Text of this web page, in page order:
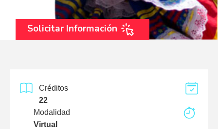
Solicitar Información
Créditos
22
Modalidad
Virtual